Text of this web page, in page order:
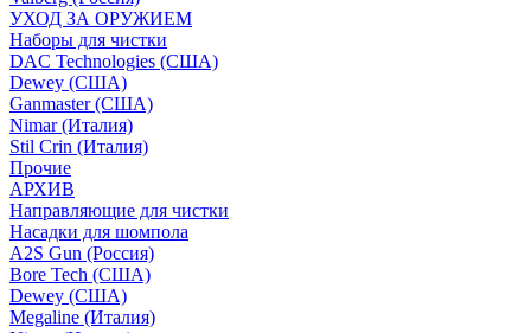
УХОД ЗА ОРУЖИЕМ
Наборы для чистки
DAC Technologies (США)
Dewey (США)
Ganmaster (США)
Nimar (Италия)
Stil Crin (Италия)
Прочие
АРХИВ
Направляющие для чистки
Насадки для шомпола
A2S Gun (Россия)
Bore Tech (США)
Dewey (США)
Megaline (Италия)